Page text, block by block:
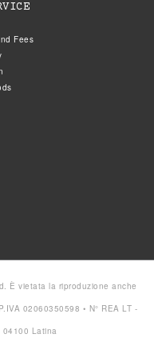
Fees
È vietata la riproduzione anche
02060350598 • N° REA LT -
04100 Latina